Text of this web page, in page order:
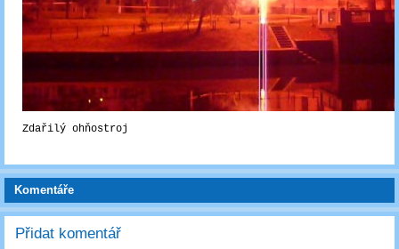
Zdařilý ohňostroj
Komentáře
Přidat komentář